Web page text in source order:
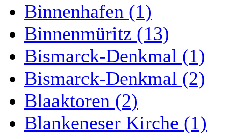
Binnenhafen (1)
Binnenmüritz (13)
Bismarck-Denkmal (1)
Bismarck-Denkmal (2)
Blaaktoren (2)
Blankeneser Kirche (1)